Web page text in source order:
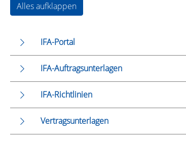
Alles aufklappen
IFA-Portal
IFA-Auftragsunterlagen
IFA-Richtlinien
Vertragsunterlagen